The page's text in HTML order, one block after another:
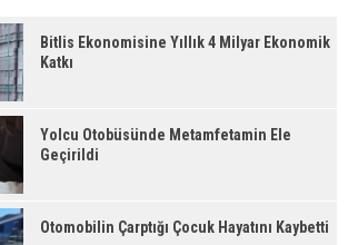
Bitlis Ekonomisine Yıllık 4 Milyar Ekonomik
Katkı
Yolcu Otobüsünde Metamfetamin Ele
Geçirildi
Otomobilin Çarptığı Çocuk Hayatını Kaybetti